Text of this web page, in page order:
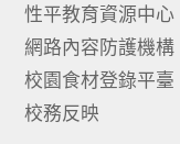
性平教育資源中心
網路內容防護機構
校園食材登錄平臺
校務反映